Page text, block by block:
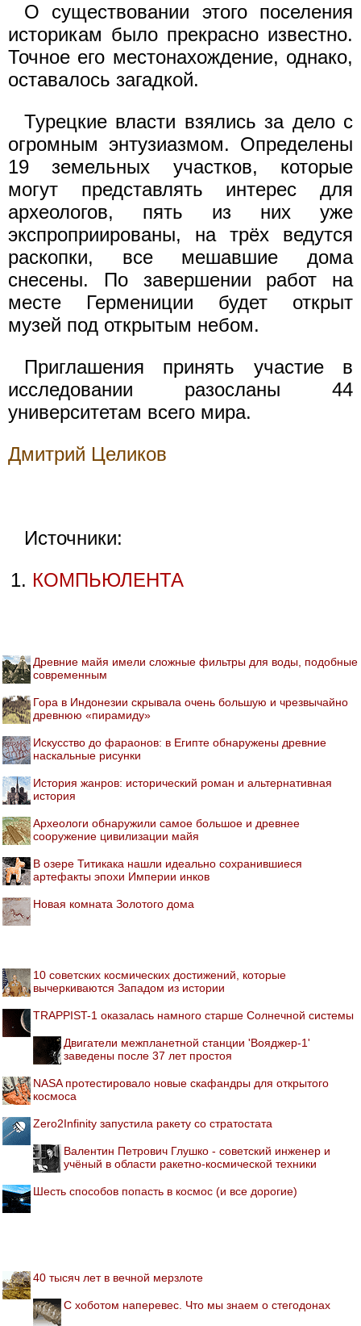
О существовании этого поселения
историкам было прекрасно известно.
Точное его местонахождение, однако,
оставалось загадкой.
Турецкие власти взялись за дело с
огромным энтузиазмом. Определены
19 земельных участков, которые
могут представлять интерес для
археологов, пять из них уже
экспроприированы, на трёх ведутся
раскопки, все мешавшие дома
снесены. По завершении работ на
месте Гермениции будет открыт
музей под открытым небом.
Приглашения принять участие в
исследовании разосланы 44
университетам всего мира.
Дмитрий Целиков
Источники:
КОМПЬЮЛЕНТА
Древние майя имели сложные фильтры для воды, подобные
современным
Гора в Индонезии скрывала очень большую и чрезвычайно
древнюю «пирамиду»
Искусство до фараонов: в Египте обнаружены древние
наскальные рисунки
История жанров: исторический роман и альтернативная
история
Археологи обнаружили самое большое и древнее
сооружение цивилизации майя
В озере Титикака нашли идеально сохранившиеся
артефакты эпохи Империи инков
Новая комната Золотого дома
10 советских космических достижений, которые
вычеркиваются Западом из истории
TRAPPIST-1 оказалась намного старше Солнечной системы
Двигатели межпланетной станции 'Вояджер-1'
заведены после 37 лет простоя
NASA протестировало новые скафандры для открытого
космоса
Zero2Infinity запустила ракету со стратостата
Валентин Петрович Глушко - советский инженер и
учёный в области ракетно-космической техники
Шесть способов попасть в космос (и все дорогие)
40 тысяч лет в вечной мерзлоте
С хоботом наперевес. Что мы знаем о стегодонах